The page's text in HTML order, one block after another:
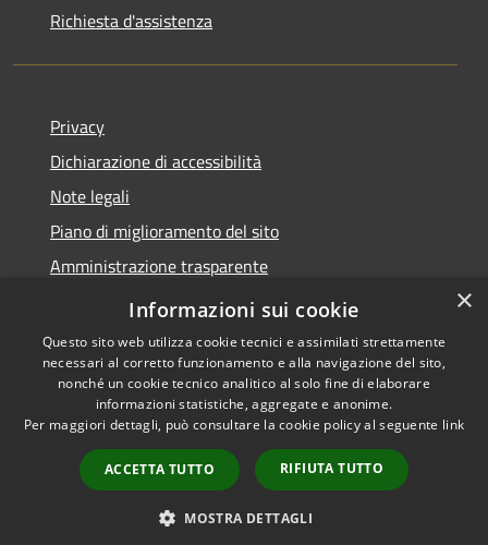
Richiesta d'assistenza
Privacy
Dichiarazione di accessibilità
Note legali
Piano di miglioramento del sito
Amministrazione trasparente
Albo Pretorio
Accessibilità
Copyright © 2026 • Comune di
Trani • Powered by
Municipium•
Accesso
redazione
×
Informazioni sui cookie
Questo sito web utilizza cookie tecnici e assimilati strettamente
necessari al corretto funzionamento e alla navigazione del sito,
nonché un cookie tecnico analitico al solo fine di elaborare
informazioni statistiche, aggregate e anonime.
Per maggiori dettagli, può consultare la cookie policy al seguente link
ACCETTA TUTTO RIFIUTA TUTTO
MOSTRA DETTAGLI